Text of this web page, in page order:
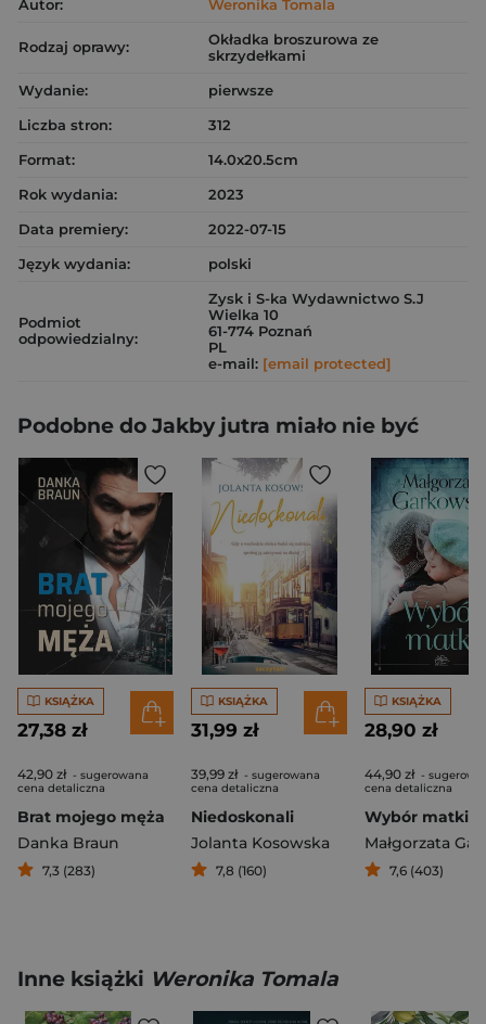
Autor:
Weronika Tomala
Rodzaj oprawy:
Okładka broszurowa ze
skrzydełkami
Wydanie:
pierwsze
Liczba stron:
312
Format:
14.0x20.5cm
Rok wydania:
2023
Data premiery:
2022-07-15
Język wydania:
polski
Podmiot
odpowiedzialny:
Zysk i S-ka Wydawnictwo S.J
Wielka 10
61-774 Poznań
PL
e-mail: [email protected]
Podobne do Jakby jutra miało nie być
KSIĄŻKA
27,38 zł
42,90 zł - sugerowana
cena detaliczna
Brat mojego męża
Danka Braun
7,3 (283)
KSIĄŻKA
31,99 zł
39,99 zł - sugerowana
cena detaliczna
Niedoskonali
Jolanta Kosowska
7,8 (160)
KSIĄŻKA
28,90 zł
44,90 zł -
cena detaliczna
Wybór matki
7,6 (403)
Inne książki Weronika Tomala